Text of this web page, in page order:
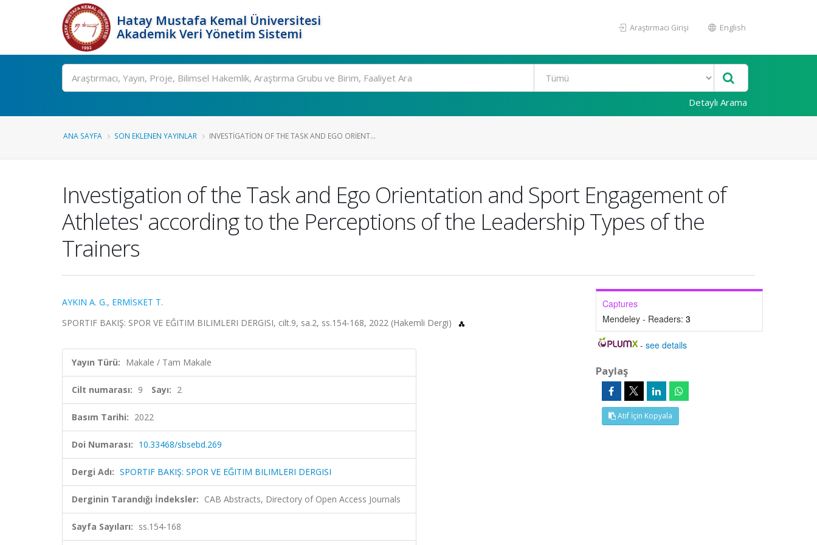
Hatay Mustafa Kemal Üniversitesi
Akademik Veri Yönetim Sistemi
Araştırmacı Girişi English
Ara
Detaylı Arama
ANA SAYFA SON EKLENEN YAYINLAR INVESTIGATION OF THE TASK AND EGO ORIENT...
Investigation of the Task and Ego Orientation and Sport Engagement of
Athletes' according to the Perceptions of the Leadership Types of the
Trainers
AYKIN A. G., ERMİSKET T.
SPORTIF BAKIŞ: SPOR VE EĞITIM BILIMLERI DERGISI, cilt.9, sa.2, ss.154-168, 2022 (Hakemli Dergi)
Yayın Türü: Makale / Tam Makale
Cilt numarası: 9 Sayı: 2
Basım Tarihi: 2022
Doi Numarası: 10.33468/sbsebd.269
Dergi Adı: SPORTIF BAKIŞ: SPOR VE EĞITIM BILIMLERI DERGISI
Derginin Tarandığı İndeksler: CAB Abstracts, Directory of Open Access Journals
Sayfa Sayıları: ss.154-168
Captures
Mendeley - Readers: 3
-see details
Paylaş
Atıf İçin Kopyala